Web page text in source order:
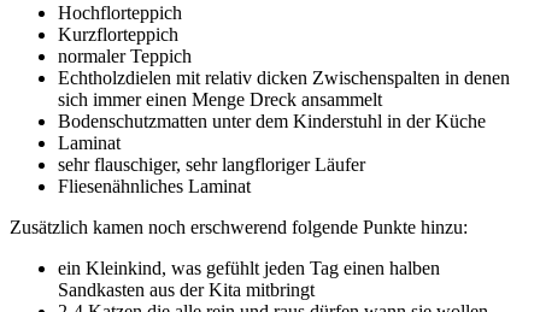
Hochflorteppich
Kurzflorteppich
normaler Teppich
Echtholzdielen mit relativ dicken Zwischenspalten in denen
sich immer einen Menge Dreck ansammelt
Bodenschutzmatten unter dem Kinderstuhl in der Küche
Laminat
sehr flauschiger, sehr langfloriger Läufer
Fliesenähnliches Laminat
Zusätzlich kamen noch erschwerend folgende Punkte hinzu:
ein Kleinkind, was gefühlt jeden Tag einen halben
Sandkasten aus der Kita mitbringt